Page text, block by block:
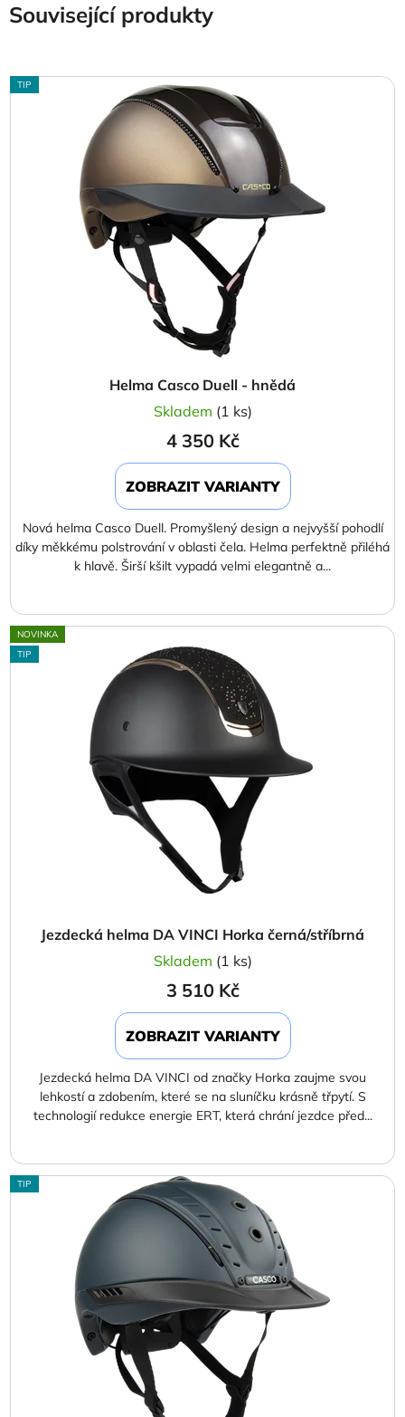
Související produkty
TIP
Helma Casco Duell - hnědá
Skladem (1 ks)
4 350 Kč
ZOBRAZIT VARIANTY
Nová helma Casco Duell. Promyšlený design a nejvyšší pohodlí
díky měkkému polstrování v oblasti čela. Helma perfektně přiléhá
k hlavě. Širší kšilt vypadá velmi elegantně a...
NOVINKA
TIP
Jezdecká helma DA VINCI Horka černá/stříbrná
Skladem (1 ks)
3 510 Kč
ZOBRAZIT VARIANTY
Jezdecká helma DA VINCI od značky Horka zaujme svou
lehkostí a zdobením, které se na sluníčku krásně třpytí. S
technologií redukce energie ERT, která chrání jezdce před...
TIP